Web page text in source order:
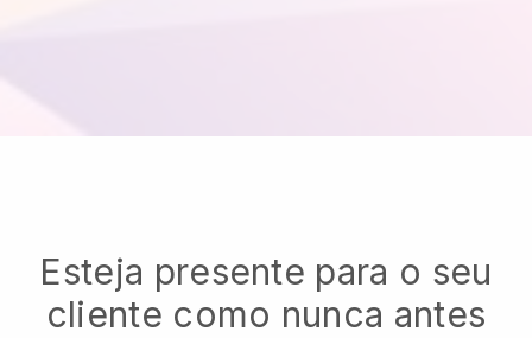
Esteja presente para o seu
cliente como nunca antes